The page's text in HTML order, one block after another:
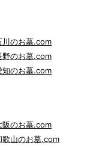
川のお墓.com
野のお墓.com
知のお墓.com
阪のお墓.com
歌山のお墓.com